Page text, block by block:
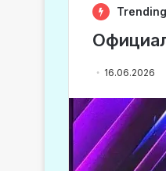
Trending
16.06.2026